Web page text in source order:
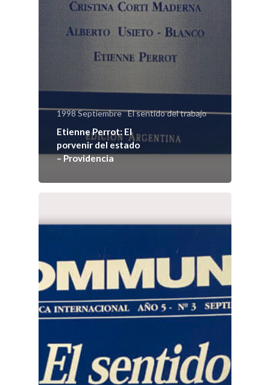
1998 Septiembre El sentido del trabajo
Etienne Perrot: El
porvenir del estado
– Providencia
Sobre
Quiénes
Número
Números
Anteriores
Contacto